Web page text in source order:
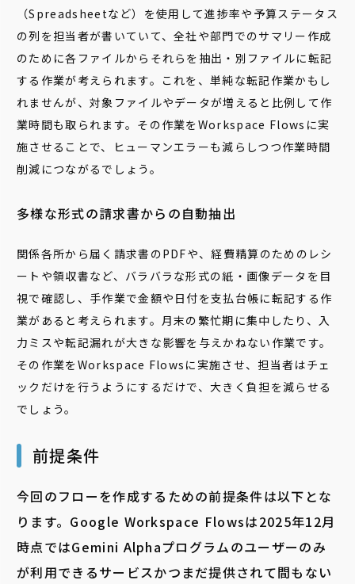
（Spreadsheetなど）を使用して進捗率や予算ステータス
の列を担当者が書いていて、全社や部門でのサマリー作成
のために各ファイルからそれらを抽出・別ファイルに転記
する作業が考えられます。これを、単純な転記作業かもし
れませんが、対象ファイルやデータが増えると比例して作
業時間も取られます。その作業をWorkspace Flowsに実
施させることで、ヒューマンエラーも減らしつつ作業時間
削減につながるでしょう。
多様な形式の請求書からの自動抽出
関係各所から届く請求書のPDFや、経費精算のためのレシ
ートや領収書など、バラバラな形式の紙・画像データを目
視で確認し、手作業で金額や日付を支払台帳に転記する作
業があると考えられます。月末の繁忙期に集中したり、入
力ミスや転記漏れが大きな影響を与えかねない作業です。
その作業をWorkspace Flowsに実施させ、担当者はチェ
ックだけを行うようにするだけで、大きく負担を減らせる
でしょう。
前提条件
今回のフローを作成するための前提条件は以下とな
ります。Google Workspace Flowsは2025年12月
時点ではGemini Alphaプログラムのユーザーのみ
が利用できるサービスかつまだ提供されて間もない